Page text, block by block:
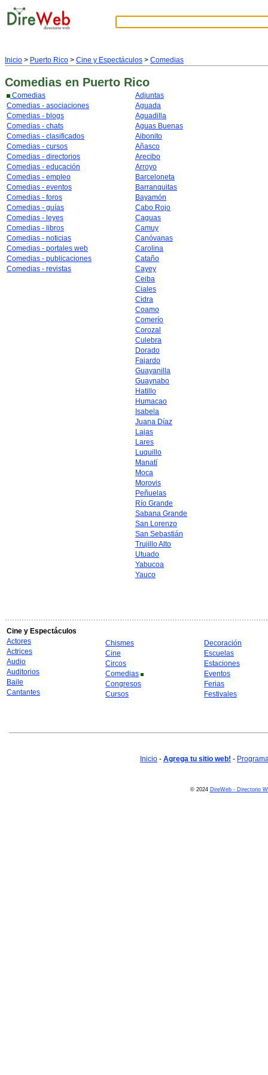
Inicio > Puerto Rico > Cine y Espectáculos > Comedias
Comedias en Puerto Rico
Comedias
Comedias - asociaciones
Comedias - blogs
Comedias - chats
Comedias - clasificados
Comedias - cursos
Comedias - directorios
Comedias - educación
Comedias - empleo
Comedias - eventos
Comedias - foros
Comedias - guías
Comedias - leyes
Comedias - libros
Comedias - noticias
Comedias - portales web
Comedias - publicaciones
Comedias - revistas
Adjuntas
Aguada
Aguadilla
Aguas Buenas
Aibonito
Añasco
Arecibo
Arroyo
Barceloneta
Barranquitas
Bayamón
Cabo Rojo
Caguas
Camuy
Canóvanas
Carolina
Cataño
Cayey
Ceiba
Ciales
Cidra
Coamo
Comerío
Corozal
Culebra
Dorado
Fajardo
Guayanilla
Guaynabo
Hatillo
Humacao
Isabela
Juana Díaz
Lajas
Lares
Luquillo
Manatí
Moca
Morovis
Peñuelas
Río Grande
Sabana Grande
San Lorenzo
San Sebastián
Trujillo Alto
Utuado
Yabucoa
Yauco
Cine y Espectáculos
Actores
Actrices
Audio
Auditorios
Baile
Cantantes
Chismes
Cine
Circos
Comedias
Congresos
Cursos
Decoración
Escuelas
Estaciones
Eventos
Ferias
Festivales
Inicio - Agrega tu sitio web! -
© 2024 DireWeb - Directorio